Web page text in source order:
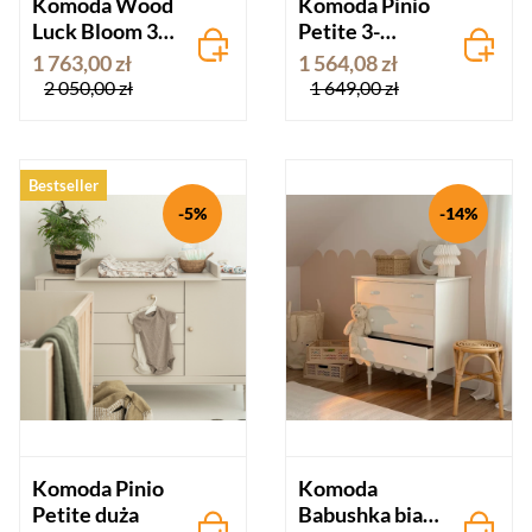
Luck Bloom 3
szuflady
kaszmir
1 763,00 zł
2 050,00 zł
Petite 3-
szuflady
1 564,08 zł
1 649,00 zł
Bestseller
Komoda Pinio
Petite duża
-5%
Komoda
Babushka biała
-14%